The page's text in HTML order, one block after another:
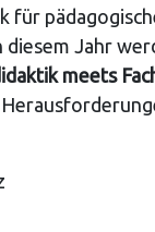
für
diesem Jahr
meets